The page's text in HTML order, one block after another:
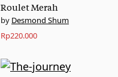
Roulet Merah
Desmond Shum
Rp220.000